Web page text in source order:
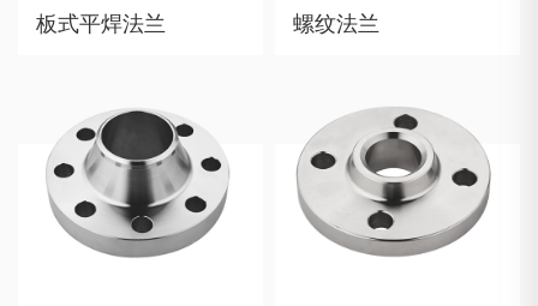
板式平焊法兰 螺纹法兰